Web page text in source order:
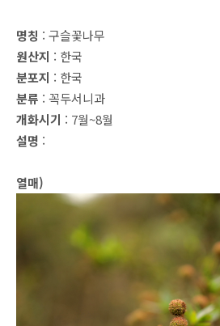
명칭 : 구슬꽃나무
원산지 : 한국
분포지 : 한국
분류 : 꼭두서니과
개화시기 : 7월~8월
설명 :
열매)